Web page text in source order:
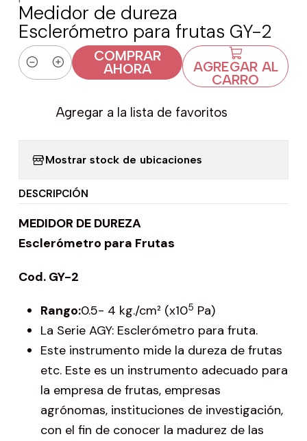
Medidor de dureza
Esclerómetro para frutas GY-2
Cantidad AGREGAR AL
CARRO
COMPRAR
AHORA
Agregar a la lista de favoritos
Mostrar stock de ubicaciones
DESCRIPCIÓN
MEDIDOR DE DUREZA
Esclerómetro para Frutas
Cod. GY-2
Rango:0.5- 4 kg./cm² (x105 Pa)
La Serie AGY: Esclerómetro para fruta.
Este instrumento mide la dureza de frutas
etc. Este es un instrumento adecuado para
la empresa de frutas, empresas
agrónomas, instituciones de investigación,
con el fin de conocer la madurez de las